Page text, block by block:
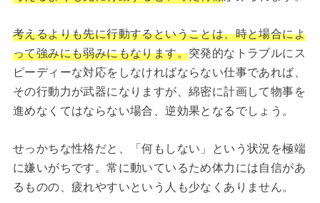
考えるよりも先に行動するということは、時と場合によ
って強みにも弱みにもなります。突発的なトラブルにス
ピーディーな対応をしなければならない仕事であれば、
その行動力が武器になりますが、綿密に計画して物事を
進めなくてはならない場合、逆効果となるでしょう。
せっかちな性格だと、「何もしない」という状況を極端
に嫌いがちです。常に動いているため体力には自信があ
るものの、疲れやすいという人も少なくありません。